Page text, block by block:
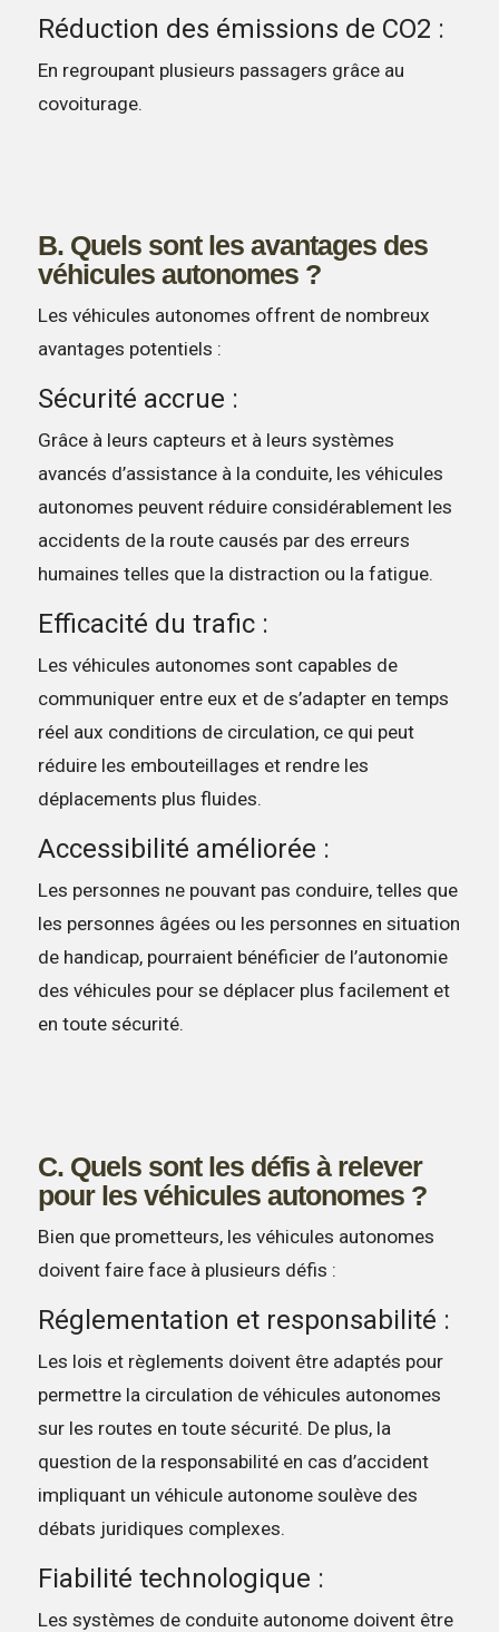
Réduction des émissions de CO2 :
En regroupant plusieurs passagers grâce au
covoiturage.
B. Quels sont les avantages des
véhicules autonomes ?
Les véhicules autonomes offrent de nombreux
avantages potentiels :
Sécurité accrue :
Grâce à leurs capteurs et à leurs systèmes
avancés d’assistance à la conduite, les véhicules
autonomes peuvent réduire considérablement les
accidents de la route causés par des erreurs
humaines telles que la distraction ou la fatigue.
Efficacité du trafic :
Les véhicules autonomes sont capables de
communiquer entre eux et de s’adapter en temps
réel aux conditions de circulation, ce qui peut
réduire les embouteillages et rendre les
déplacements plus fluides.
Accessibilité améliorée :
Les personnes ne pouvant pas conduire, telles que
les personnes âgées ou les personnes en situation
de handicap, pourraient bénéficier de l’autonomie
des véhicules pour se déplacer plus facilement et
en toute sécurité.
C. Quels sont les défis à relever
pour les véhicules autonomes ?
Bien que prometteurs, les véhicules autonomes
doivent faire face à plusieurs défis :
Réglementation et responsabilité :
Les lois et règlements doivent être adaptés pour
permettre la circulation de véhicules autonomes
sur les routes en toute sécurité. De plus, la
question de la responsabilité en cas d’accident
impliquant un véhicule autonome soulève des
débats juridiques complexes.
Fiabilité technologique :
Les systèmes de conduite autonome doivent être